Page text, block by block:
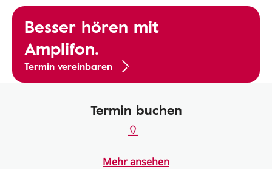
Besser hören mit
Amplifon.
Termin vereinbaren
Termin buchen
Mehr ansehen